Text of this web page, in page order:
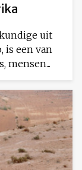
uit
is een van
mensen...